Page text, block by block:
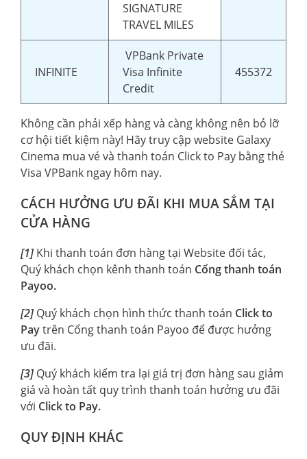
SIGNATURE
TRAVEL MILES
INFINITE
VPBank Private
Visa Infinite
Credit
455372
Không cần phải xếp hàng và càng không nên bỏ lỡ
cơ hội tiết kiệm này! Hãy truy cập website Galaxy
Cinema mua vé và thanh toán Click to Pay bằng thẻ
Visa VPBank ngay hôm nay.
CÁCH HƯỞNG ƯU ĐÃI KHI MUA SẮM TẠI
CỬA HÀNG
[1] Khi thanh toán đơn hàng tại Website đối tác,
Quý khách chọn kênh thanh toán Cổng thanh toán
Payoo.
[2] Quý khách chọn hình thức thanh toán Click to
Paytrên Cổng thanh toán Payoo để được hưởng
ưu đãi.
[3] Quý khách kiểm tra lại giá trị đơn hàng sau giảm
giá và hoàn tất quy trình thanh toán hưởng ưu đãi
với Click to Pay.
QUY ĐỊNH KHÁC